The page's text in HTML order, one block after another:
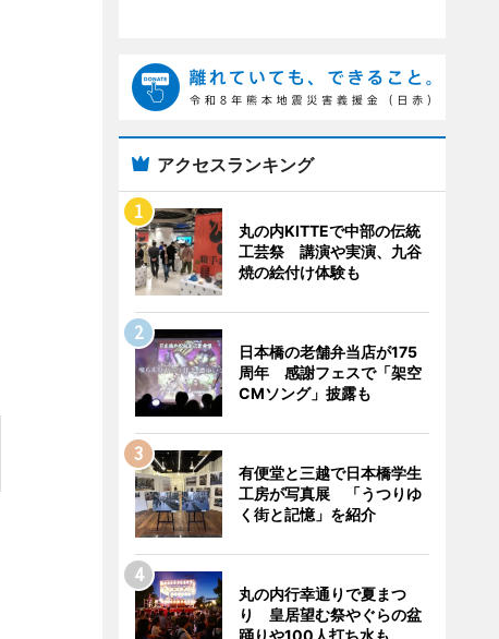
アクセスランキング
丸の内KITTEで中部の伝統
工芸祭 講演や実演、九谷
焼の絵付け体験も
日本橋の老舗弁当店が175
周年 感謝フェスで「架空
CMソング」披露も
有便堂と三越で日本橋学生
工房が写真展 「うつりゆ
く街と記憶」を紹介
丸の内行幸通りで夏まつ
り 皇居望む祭やぐらの盆
踊りや100人打ち水も